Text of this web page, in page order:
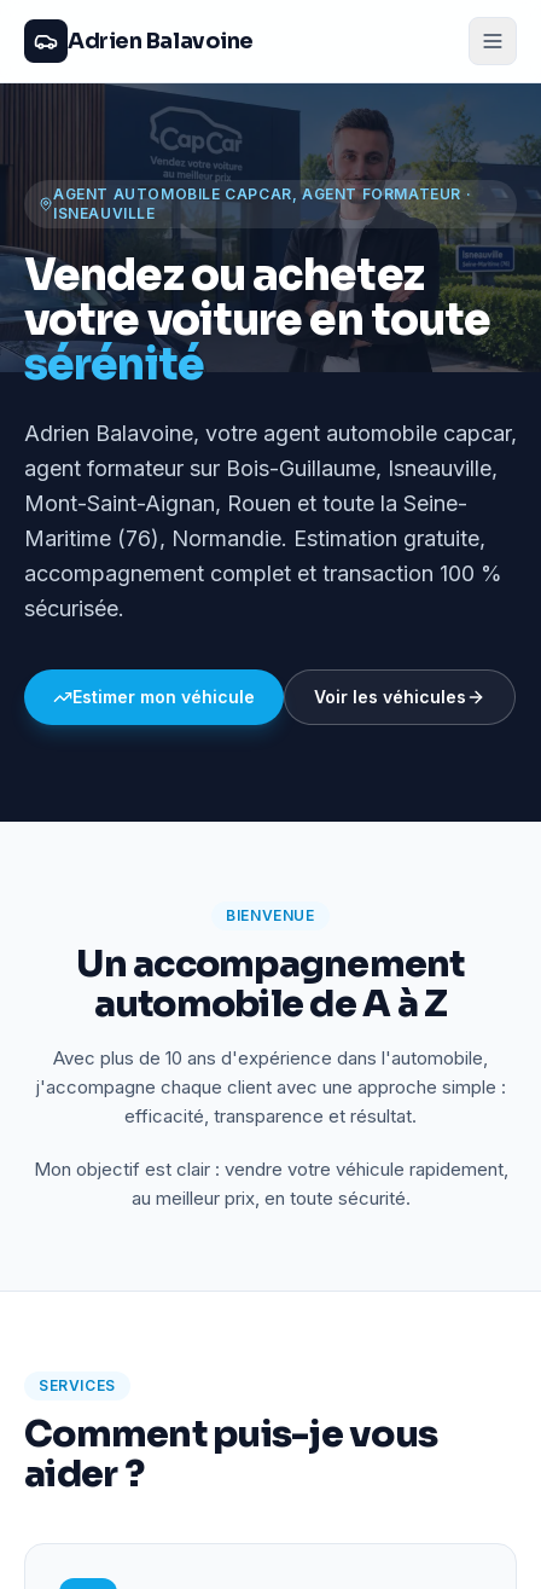
Adrien Balavoine
AGENT AUTOMOBILE CAPCAR, AGENT FORMATEUR ·
ISNEAUVILLE
Vendez ou achetez
votre voiture en toute
sérénité
Adrien Balavoine, votre agent automobile capcar,
agent formateur sur Bois-Guillaume, Isneauville,
Mont-Saint-Aignan, Rouen et toute la Seine-
Maritime (76), Normandie. Estimation gratuite,
accompagnement complet et transaction 100 %
sécurisée.
Estimer mon véhicule Voir les véhicules
BIENVENUE
Un accompagnement
automobile de A à Z
Avec plus de 10 ans d'expérience dans l'automobile,
j'accompagne chaque client avec une approche simple :
efficacité, transparence et résultat.
Mon objectif est clair : vendre votre véhicule rapidement,
au meilleur prix, en toute sécurité.
SERVICES
Comment puis-je vous
aider ?